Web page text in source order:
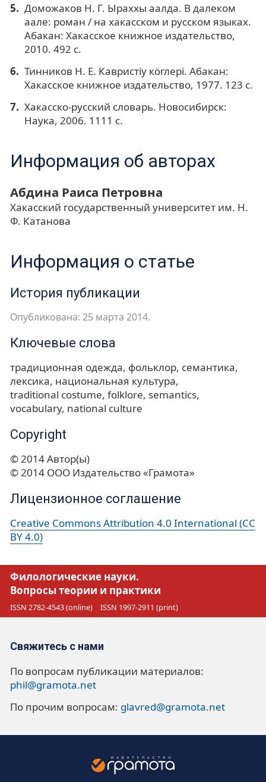
Доможаков Н. Г. Ыраххы аалда. В далеком
аале: роман / на хакасском и русском языках.
Абакан: Хакасское книжное издательство,
2010. 492 с.
Тинников Н. Е. Кавристiy кöглерi. Абакан:
Хакасское книжное издательство, 1977. 123 с.
Хакасско-русский словарь. Новосибирск:
Наука, 2006. 1111 с.
Информация об авторах
Абдина Раиса Петровна
Хакасский государственный университет им. Н.
Ф. Катанова
Информация о статье
История публикации
Опубликована: 25 марта 2014.
Ключевые слова
традиционная одежда фольклор семантика
лексика национальная культура
traditional costume folklore semantics
vocabulary national culture
Copyright
© 2014 Автор(ы)
© 2014 ООО Издательство «Грамота»
Лицензионное соглашение
Creative Commons Attribution 4.0 International (CC
BY 4.0)
Филологические науки.
Вопросы теории и практики
ISSN 2782-4543 (online) ISSN 1997-2911 (print)
Свяжитесь с нами
По вопросам публикации материалов:
phil@gramota.net
По прочим вопросам: glavred@gramota.net